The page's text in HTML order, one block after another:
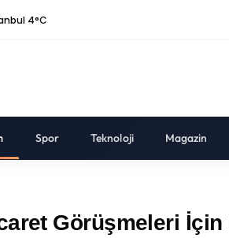
4°C
Spor Teknoloji Magazin
Görüşmeleri İçin